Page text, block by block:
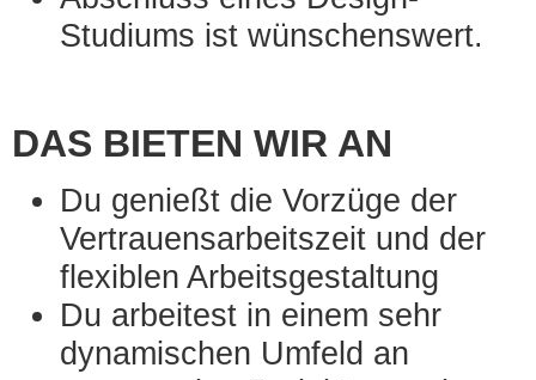
Studiums ist wünschenswert.
DAS BIETEN WIR AN
Du genießt die Vorzüge der
Vertrauensarbeitszeit und der
flexiblen Arbeitsgestaltung
Du arbeitest in einem sehr
dynamischen Umfeld an